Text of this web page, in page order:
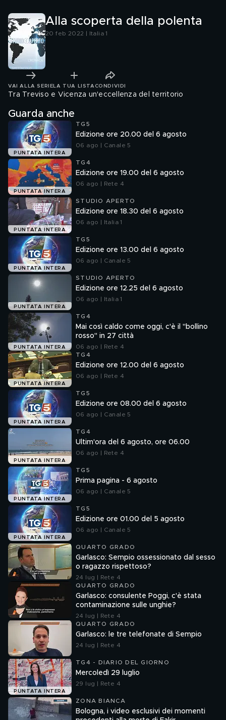
Alla scoperta della polenta
20 feb 2022 | Italia 1
VAI ALLA SERIE LA TUA LISTA CONDIVIDI
Tra Treviso e Vicenza un'eccellenza del territorio
Guarda anche
PUNTATA INTERA
TG5
Edizione ore 20.00 del 6 agosto
06 ago | Canale 5
PUNTATA INTERA
TG4
Edizione ore 19.00 del 6 agosto
06 ago | Rete 4
PUNTATA INTERA
STUDIO APERTO
Edizione ore 18.30 del 6 agosto
06 ago | Italia 1
PUNTATA INTERA
TG5
Edizione ore 13.00 del 6 agosto
06 ago | Canale 5
PUNTATA INTERA
STUDIO APERTO
Edizione ore 12.25 del 6 agosto
06 ago | Italia 1
PUNTATA INTERA
TG4
Mai così caldo come oggi, c'è il "bollino
rosso" in 27 città
06 ago | Rete 4
PUNTATA INTERA
TG4
Edizione ore 12.00 del 6 agosto
06 ago | Rete 4
PUNTATA INTERA
TG5
Edizione ore 08.00 del 6 agosto
06 ago | Canale 5
PUNTATA INTERA
TG4
Ultim'ora del 6 agosto, ore 06.00
06 ago | Rete 4
PUNTATA INTERA
TG5
Prima pagina - 6 agosto
06 ago | Canale 5
PUNTATA INTERA
TG5
Edizione ore 01.00 del 5 agosto
06 ago | Canale 5
QUARTO GRADO
Garlasco: Sempio ossessionato dal sesso
o ragazzo rispettoso?
24 lug | Rete 4
QUARTO GRADO
Garlasco: consulente Poggi, c'è stata
contaminazione sulle unghie?
24 lug | Rete 4
QUARTO GRADO
Garlasco: le tre telefonate di Sempio
24 lug | Rete 4
PUNTATA INTERA
TG4 - DIARIO DEL GIORNO
Mercoledì 29 luglio
29 lug | Rete 4
ZONA BIANCA
Bologna, i video esclusivi dei momenti